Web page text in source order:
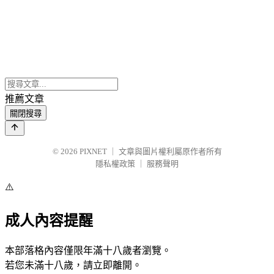
推薦文章
關閉搜尋
© 2026 PIXNET
文章與圖片權利屬原作者所有
隱私權政策
服務聲明
⚠️
成人內容提醒
本部落格內容僅限年滿十八歲者瀏覽。
若您未滿十八歲，請立即離開。